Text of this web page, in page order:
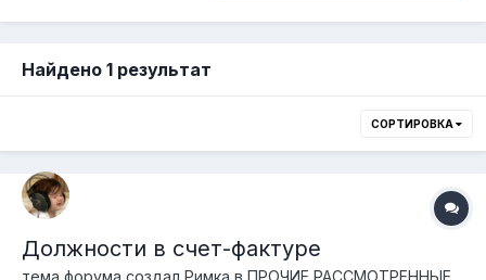
Найдено 1 результат
СОРТИРОВКА
Должности в счет-фактуре